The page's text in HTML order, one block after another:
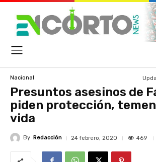
Nacional
Presuntos asesinos de
piden protección,
vida
By Redacción 24 febrero, 2020 469